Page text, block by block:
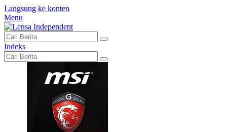
Langsung ke konten
Menu
Indeks